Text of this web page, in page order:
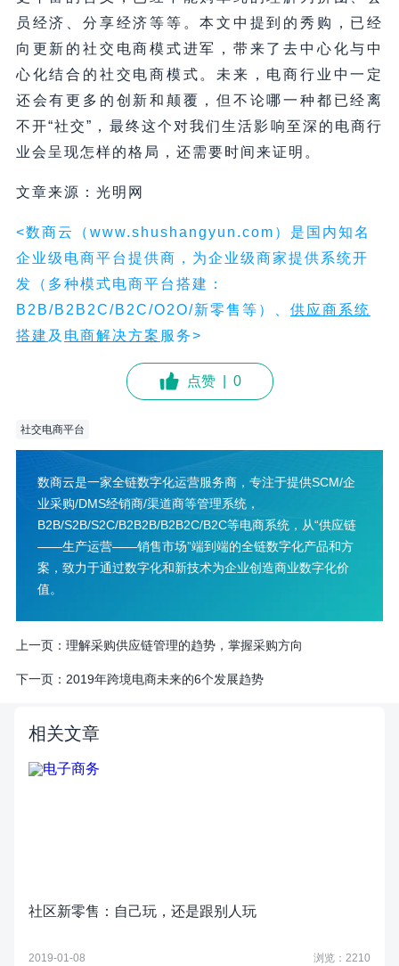
员经济、分享经济等等。本文中提到的秀购，已经
向更新的社交电商模式进军，带来了去中心化与中
心化结合的社交电商模式。未来，电商行业中一定
还会有更多的创新和颠覆，但不论哪一种都已经离
不开“社交”，最终这个对我们生活影响至深的电商行
业会呈现怎样的格局，还需要时间来证明。
文章来源：光明网
<数商云（www.shushangyun.com）是国内知名
企业级电商平台提供商，为企业级商家提供系统开
发（多种模式电商平台搭建：
B2B/B2B2C/B2C/O2O/新零售等）、 供应商系统
搭建 及 电商解决方案 服务>
点赞 0
社交电商平台
数商云是一家全链数字化运营服务商，专注于提供SCM/企
业采购/DMS经销商/渠道商等管理系统，
B2B/S2B/S2C/B2B2B/B2B2C/B2C等电商系统，从“供应链
——生产运营——销售市场”端到端的全链数字化产品和方
案，致力于通过数字化和新技术为企业创造商业数字化价
值。
上一页： 理解采购供应链管理的趋势，掌握采购方向
下一页： 2019年跨境电商未来的6个发展趋势
相关文章
社区新零售：自己玩，还是跟别人玩
2019-01-08 浏览：2210